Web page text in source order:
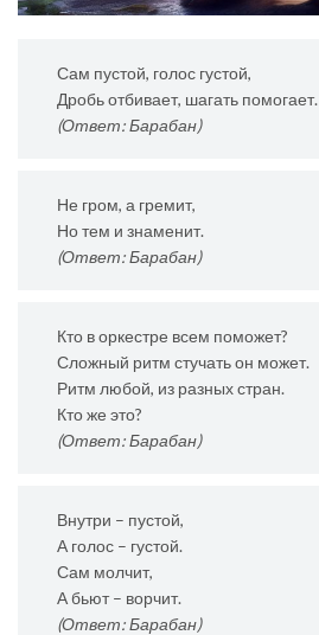
Сам пустой, голос густой,
Дробь отбивает, шагать помогает.
(Ответ: Барабан)
Не гром, а гремит,
Но тем и знаменит.
(Ответ: Барабан)
Кто в оркестре всем поможет?
Сложный ритм стучать он может.
Ритм любой, из разных стран.
Кто же это?
(Ответ: Барабан)
Внутри – пустой,
А голос – густой.
Сам молчит,
А бьют – ворчит.
(Ответ: Барабан)